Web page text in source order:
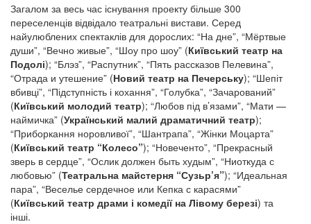
Загалом за весь час існування проекту більше 300
переселенців відвідало театральні вистави. Серед
найулюблених спектаклів для дорослих: “На дне”, “Мёртвые
души”, “Вечно живые”, “Шоу про шоу” (Київський театр на
Подолі); “Блэз”, “Распутник”, “Пять рассказов Пелевина”,
“Отрада и утешение” (Новий театр на Печерську); “Шепіт
вбивці”, “Підступність і кохання”, “Голубка”, “Зачарований”
(Київський молодий театр); “Любов під в’язами”, “Мати —
наймичка” (Український малий драматичний театр);
“Приборкання норовливої”, “Шантрапа”, “Жінки Моцарта”
(Київський театр “Колесо”); “Новеченто”, “Прекрасный
зверь в сердце”, “Ослик должен быть худым”, “Ниоткуда с
любовью” (Театральна майстерня “Сузьр’я”); “Идеальная
пара”, “Веселье сердечное или Кепка с карасями”
(Київський театр драми і комедії на Лівому березі) та
інші.